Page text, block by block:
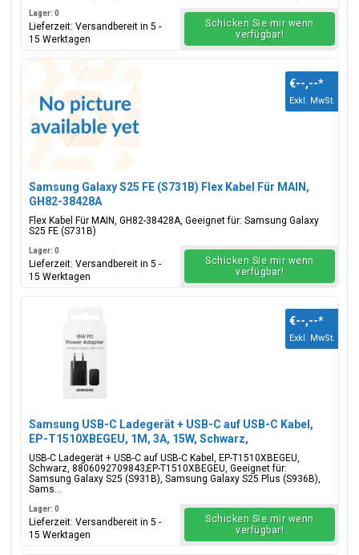
Lager: 0
Lieferzeit: Versandbereit in 5 -
15 Werktagen
Schicken Sie mir wenn
verfügbar!
Samsung Galaxy S25 FE (S731B) Flex Kabel Für MAIN,
GH82-38428A
Flex Kabel Für MAIN, GH82-38428A, Geeignet für: Samsung Galaxy
S25 FE (S731B)
€--,--*
Exkl. MwSt.
Lager: 0
Lieferzeit: Versandbereit in 5 -
15 Werktagen
Schicken Sie mir wenn
verfügbar!
Samsung USB-C Ladegerät + USB-C auf USB-C Kabel,
EP-T1510XBEGEU, 1M, 3A, 15W, Schwarz,
Blisterverpackung, 8806092709843;EP-T1510XBEGEU
USB-C Ladegerät + USB-C auf USB-C Kabel, EP-T1510XBEGEU,
Schwarz, 8806092709843;EP-T1510XBEGEU, Geeignet für:
Samsung Galaxy S25 (S931B), Samsung Galaxy S25 Plus (S936B),
Sams...
€--,--*
Exkl. MwSt.
Lager: 0
Lieferzeit: Versandbereit in 5 -
15 Werktagen
Schicken Sie mir wenn
verfügbar!